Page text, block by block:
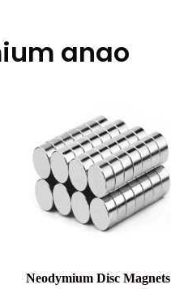
anao
Neodymium Disc Magnets